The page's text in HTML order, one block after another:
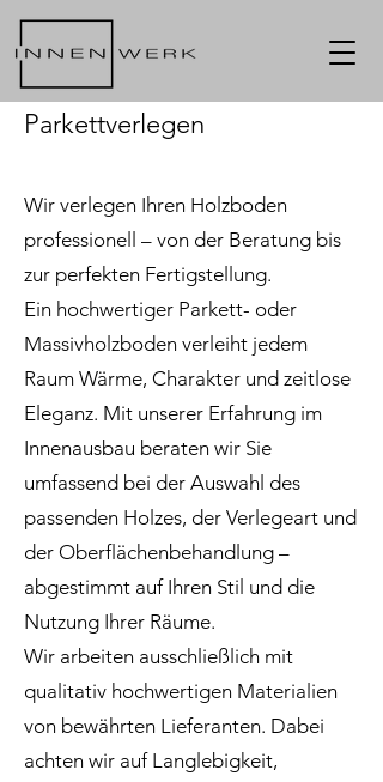
Parkettverlegen
Wir verlegen Ihren Holzboden
professionell – von der Beratung bis
zur perfekten Fertigstellung.
Ein hochwertiger Parkett- oder
Massivholzboden verleiht jedem
Raum Wärme, Charakter und zeitlose
Eleganz. Mit unserer Erfahrung im
Innenausbau beraten wir Sie
umfassend bei der Auswahl des
passenden Holzes, der Verlegeart und
der Oberflächenbehandlung –
abgestimmt auf Ihren Stil und die
Nutzung Ihrer Räume.
Wir arbeiten ausschließlich mit
qualitativ hochwertigen Materialien
von bewährten Lieferanten. Dabei
achten wir auf Langlebigkeit,